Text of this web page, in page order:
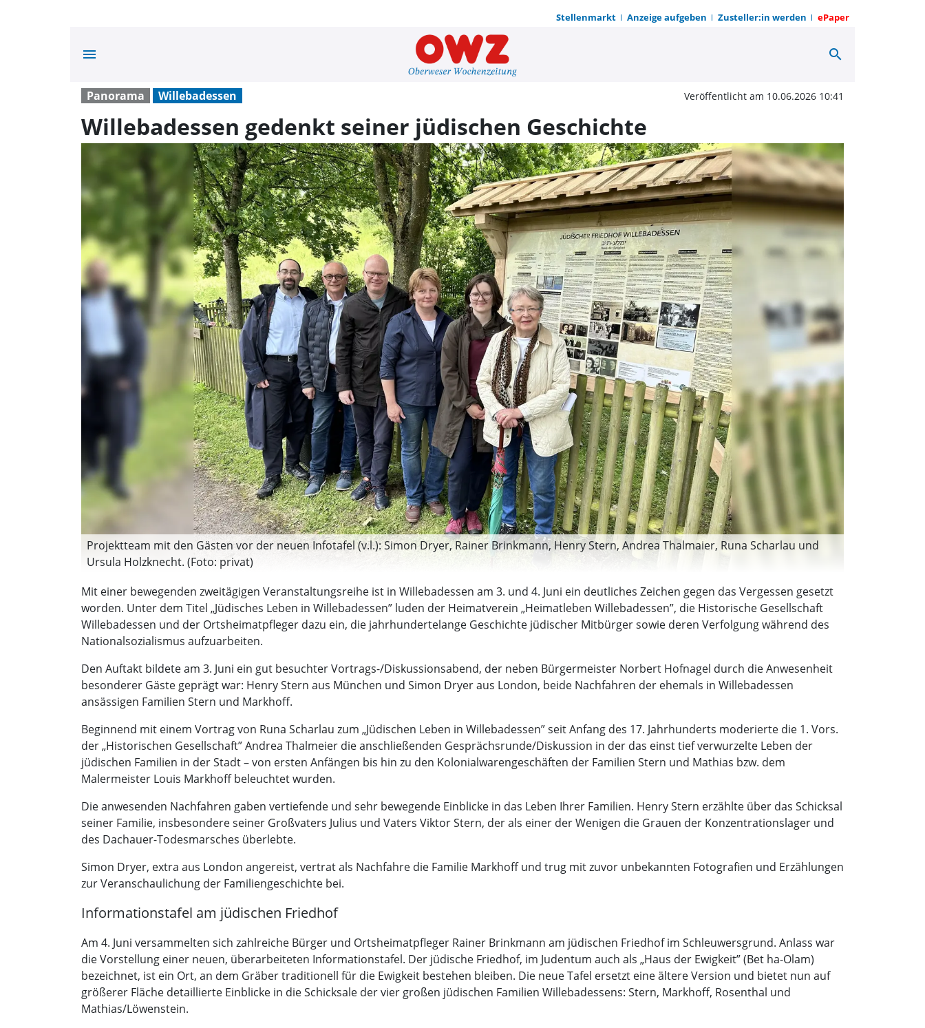
Stellenmarkt Anzeige aufgeben Zusteller:in werden ePaper
menu Willebadessen gedenkt seiner
search
Panorama Willebadessen Veröffentlicht am 10.06.2026 10:41
Willebadessen gedenkt seiner jüdischen Geschichte
Projektteam mit den Gästen vor der neuen Infotafel (v.l.): Simon Dryer, Rainer Brinkmann, Henry Stern, Andrea Thalmaier, Runa Scharlau und
Ursula Holzknecht. (Foto: privat)
Mit einer bewegenden zweitägigen Veranstaltungsreihe ist in Willebadessen am 3. und 4. Juni ein deutliches Zeichen gegen das Vergessen gesetzt
worden. Unter dem Titel „Jüdisches Leben in Willebadessen” luden der Heimatverein „Heimatleben Willebadessen”, die Historische Gesellschaft
Willebadessen und der Ortsheimatpfleger dazu ein, die jahrhundertelange Geschichte jüdischer Mitbürger sowie deren Verfolgung während des
Nationalsozialismus aufzuarbeiten.
Den Auftakt bildete am 3. Juni ein gut besuchter Vortrags-/Diskussionsabend, der neben Bürgermeister Norbert Hofnagel durch die Anwesenheit
besonderer Gäste geprägt war: Henry Stern aus München und Simon Dryer aus London, beide Nachfahren der ehemals in Willebadessen
ansässigen Familien Stern und Markhoff.
Beginnend mit einem Vortrag von Runa Scharlau zum „Jüdischen Leben in Willebadessen” seit Anfang des 17. Jahrhunderts moderierte die 1. Vors.
der „Historischen Gesellschaft” Andrea Thalmeier die anschließenden Gesprächsrunde/Diskussion in der das einst tief verwurzelte Leben der
jüdischen Familien in der Stadt – von ersten Anfängen bis hin zu den Kolonialwarengeschäften der Familien Stern und Mathias bzw. dem
Malermeister Louis Markhoff beleuchtet wurden.
Die anwesenden Nachfahren gaben vertiefende und sehr bewegende Einblicke in das Leben Ihrer Familien. Henry Stern erzählte über das Schicksal
seiner Familie, insbesondere seiner Großvaters Julius und Vaters Viktor Stern, der als einer der Wenigen die Grauen der Konzentrationslager und
des Dachauer-Todesmarsches überlebte.
Simon Dryer, extra aus London angereist, vertrat als Nachfahre die Familie Markhoff und trug mit zuvor unbekannten Fotografien und Erzählungen
zur Veranschaulichung der Familiengeschichte bei.
Informationstafel am jüdischen Friedhof
Am 4. Juni versammelten sich zahlreiche Bürger und Ortsheimatpfleger Rainer Brinkmann am jüdischen Friedhof im Schleuwersgrund. Anlass war
die Vorstellung einer neuen, überarbeiteten Informationstafel. Der jüdische Friedhof, im Judentum auch als „Haus der Ewigkeit” (Bet ha-Olam)
bezeichnet, ist ein Ort, an dem Gräber traditionell für die Ewigkeit bestehen bleiben. Die neue Tafel ersetzt eine ältere Version und bietet nun auf
größerer Fläche detaillierte Einblicke in die Schicksale der vier großen jüdischen Familien Willebadessens: Stern, Markhoff, Rosenthal und
Mathias/Löwenstein.